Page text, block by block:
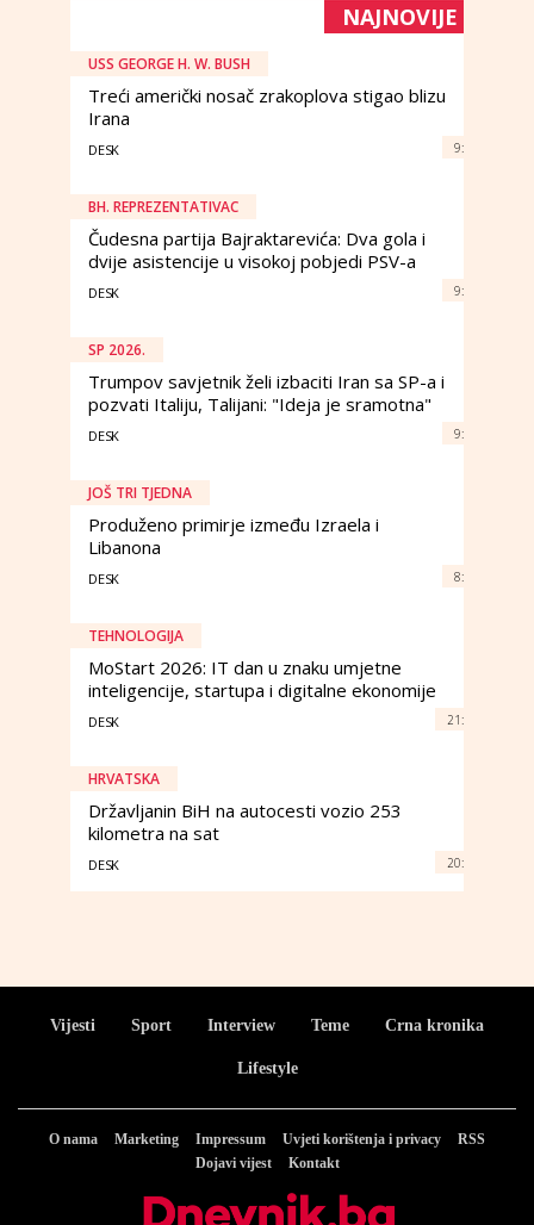
NAJNOVIJE
USS GEORGE H. W. BUSH
Treći američki nosač zrakoplova stigao blizu
Irana
DESK 9:
BH. REPREZENTATIVAC
Čudesna partija Bajraktarevića: Dva gola i
dvije asistencije u visokoj pobjedi PSV-a
DESK 9:
SP 2026.
Trumpov savjetnik želi izbaciti Iran sa SP-a i
pozvati Italiju, Talijani: "Ideja je sramotna"
DESK 9:
JOŠ TRI TJEDNA
Produženo primirje između Izraela i
Libanona
DESK 8:
TEHNOLOGIJA
MoStart 2026: IT dan u znaku umjetne
inteligencije, startupa i digitalne ekonomije
DESK 21:
HRVATSKA
Državljanin BiH na autocesti vozio 253
kilometra na sat
DESK 20:
Vijesti Sport Interview Teme Crna kronika
Lifestyle
O nama Marketing Impressum Uvjeti korištenja i privacy
RSS
Dojavi vijest
Kontakt